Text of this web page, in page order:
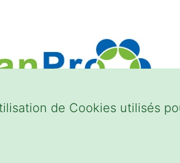
de Cookies utilisés